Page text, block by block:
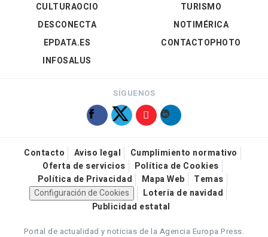
CULTURAOCIO
DESCONECTA
EPDATA.ES
INFOSALUS
TURISMO
NOTIMÉRICA
CONTACTOPHOTO
SÍGUENOS
Contacto Aviso legal
Cumplimiento normativo
Oferta de servicios
Política de Cookies
Política de Privacidad
Mapa Web
Temas
Configuración de Cookies
Loteria de navidad
Publicidad estatal
Portal de actualidad y noticias de la Agencia Europa Press.